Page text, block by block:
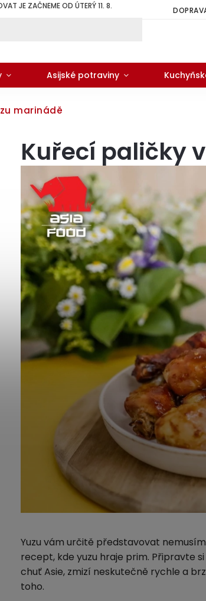
JE ZAČNEME OD ÚTERÝ 11. 8.
Asijské potraviny
marinádě
Kuřecí paličky
Yuzu vám určitě představovat
recept, kde yuzu hraje prim. Připravte
chuť Asie, zmizí neskutečně rychle a
toho.